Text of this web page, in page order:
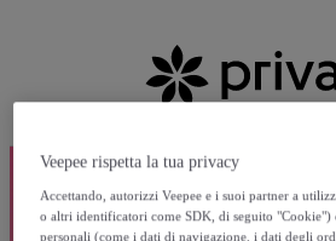
Veepee rispetta la tua privacy
Accettando, autorizzi Veepee e i suoi partner a
o altri identificatori come SDK, di seguito "Cookie")
personali (come i dati di navigazione, i dati degli